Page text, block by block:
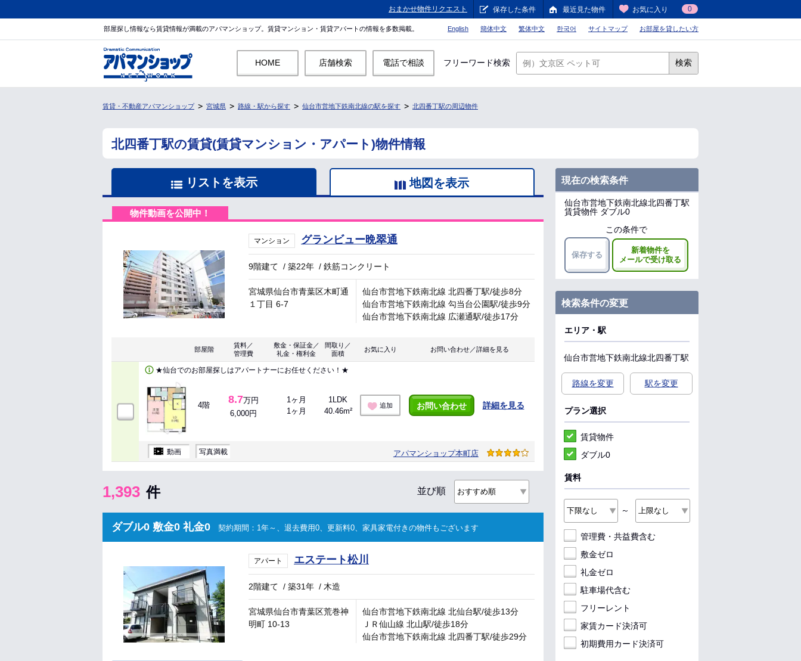
おまかせ物件リクエスト 保存した条件 最近見た物件 お気に入り 0
部屋探し情報なら賃貸情報が満載のアパマンショップ。賃貸マンション・賃貸アパートの情報を多数掲載。 English 簡体中文 繁体中文 한국어 サイトマップ お部屋を貸したい方
HOME 店舗検索 電話で相談 フリーワード検索 検索
賃貸・不動産アパマンショップ 宮城県 路線・駅から探す 仙台市営地下鉄南北線の駅を探す 北四番丁駅の周辺物件
北四番丁駅の賃貸(賃貸マンション・アパート)物件情報
リストを表示 地図を表示
物件動画を公開中！
マンション グランビュー晩翠通
9階建て /築22年 /鉄筋コンクリート
宮城県仙台市青葉区木町通
１丁目 6-7
仙台市営地下鉄南北線 北四番丁駅/徒歩8分
仙台市営地下鉄南北線 勾当台公園駅/徒歩9分
仙台市営地下鉄南北線 広瀬通駅/徒歩17分
部屋階
賃料／
管理費
敷金・保証金／
礼金・権利金
間取り／
面積
お気に入り お問い合わせ／詳細を見る
★仙台でのお部屋探しはアパートナーにお任せください！★
4階 8.7万円
6,000円
1ヶ月
1ヶ月
1LDK
40.46m²
追加 お問い合わせ 詳細を見る
動画 写真満載 アパマンショップ本町店
1,393 件 並び順
ダブル0 敷金0 礼金0 契約期間：1年～、退去費用0、更新料0、家具家電付きの物件もございます
アパート エステート松川
2階建て /築31年 / 木造
宮城県仙台市青葉区荒巻神
明町 10-13
仙台市営地下鉄南北線 北仙台駅/徒歩13分
ＪＲ仙山線 北山駅/徒歩18分
仙台市営地下鉄南北線 北四番丁駅/徒歩29分
現在の検索条件
仙台市営地下鉄南北線北四番丁駅
賃貸物件 ダブル0
この条件で
保存する
新着物件を
メールで受け取る
検索条件の変更
エリア・駅
仙台市営地下鉄南北線北四番丁駅
路線を変更 駅を変更
プラン選択
賃貸物件
ダブル0
賃料
～
管理費・共益費含む
敷金ゼロ
礼金ゼロ
駐車場代含む
フリーレント
家賃カード決済可
初期費用カード決済可